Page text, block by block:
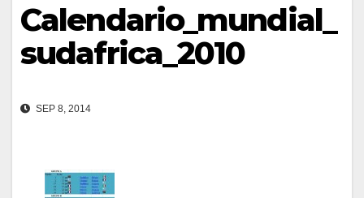
Calendario_mundial_
sudafrica_2010
SEP 8, 2014